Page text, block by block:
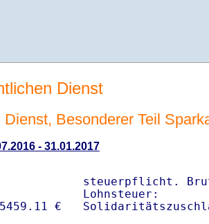
Dienst
Besonderer Teil
- 31.01.2017
steuerpflicht.
Lohnsteuer: